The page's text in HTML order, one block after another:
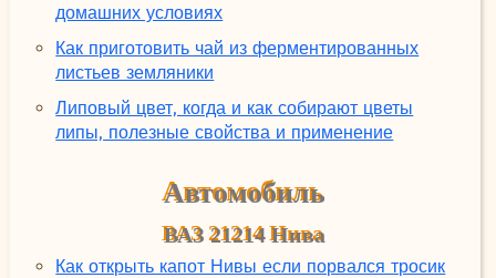
домашних условиях
Как приготовить чай из ферментированных
листьев земляники
Липовый цвет, когда и как собирают цветы
липы, полезные свойства и применение
Автомобиль
ВАЗ 21214 Нива
Как открыть капот Нивы если порвался тросик